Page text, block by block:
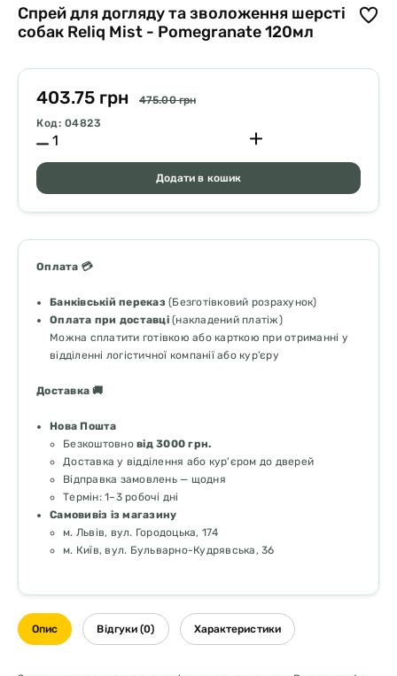
Спрей для догляду та зволоження шерсті
собак Reliq Mist - Pomegranate 120мл
403.75 грн
475.00 грн
Код: 04823
Додати в кошик
Оплата 💳
Банківській переказ(Безготівковий розрахунок)
Оплата при доставці(накладений платіж)
Можна сплатити готівкою або карткою при отриманні у
відділенні логістичної компанії або кур’єру
Доставка 🚚
Нова Пошта
Безкоштовно від 3000 грн.
Доставка у відділення або кур'єром до дверей
Відправка замовлень — щодня
Термін: 1–3 робочі дні
Самовивіз із магазину
м. Львів, вул. Городоцька, 174
м. Київ, вул. Бульварно-Кудрявська, 36
Опис Відгуки (0) Характеристики